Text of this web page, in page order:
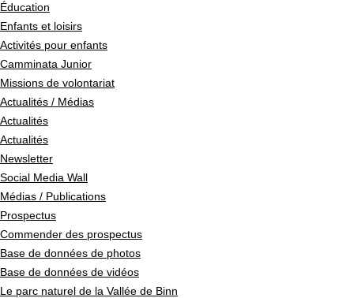
Éducation
Enfants et loisirs
Activités pour enfants
Camminata Junior
Missions de volontariat
Actualités / Médias
Actualités
Actualités
Newsletter
Social Media Wall
Médias / Publications
Prospectus
Commender des prospectus
Base de données de photos
Base de données de vidéos
Le parc naturel de la Vallée de Binn